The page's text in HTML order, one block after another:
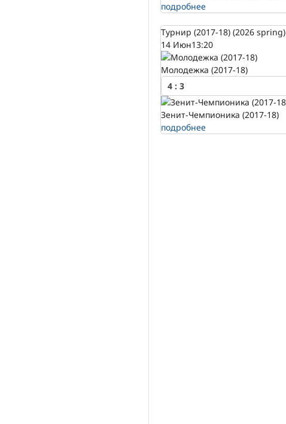
подробнее
Турнир (2017-18) (2026 spring)
14 Июн13:20
Молодежка (2017-18)
4 : 3
Зенит-Чемпионика (2017-18)
подробнее